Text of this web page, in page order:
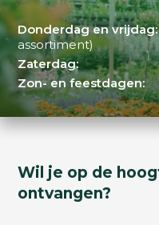
Donderdag en vrijdag:
assortiment)
Zaterdag:
Zon- en feestdagen:
Wil je op de
ontvangen?